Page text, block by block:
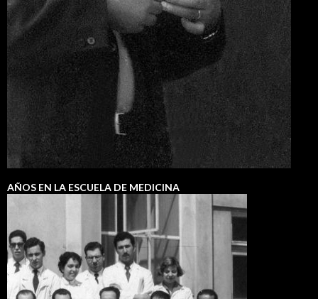
AÑOS EN LA ESCUELA DE MEDICINA